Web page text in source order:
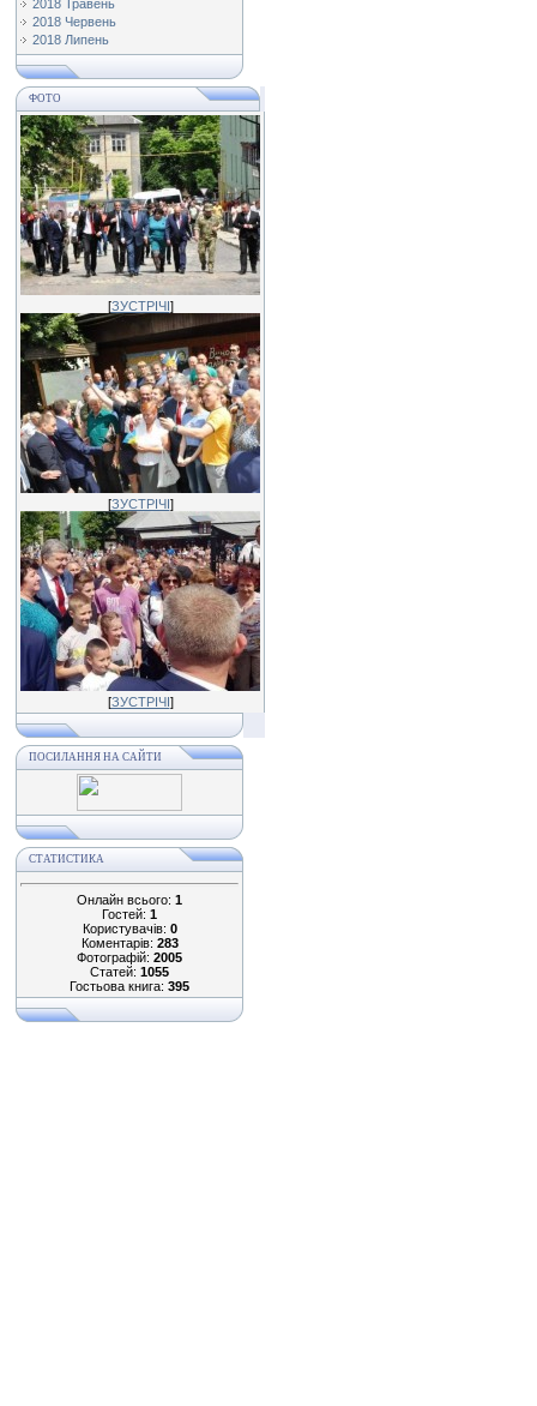
2018 Травень
2018 Червень
2018 Липень
ФОТО
[ЗУСТРІЧІ]
[ЗУСТРІЧІ]
[ЗУСТРІЧІ]
ПОСИЛАННЯ НА САЙТИ
СТАТИСТИКА
Онлайн всього: 1
Гостей: 1
Користувачів: 0
Коментарів: 283
Фотографій: 2005
Статей: 1055
Гостьова книга: 395